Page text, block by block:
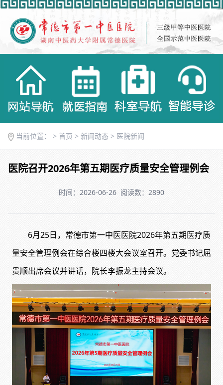
当前位置： > 首页 > 新闻动态 > 医院新闻
医院召开2026年第五期医疗质量安全管理例会
时间：2026-06-26 阅读数：2890
6月25日，常德市第一中医医院2026年第五期医疗质
量安全管理例会在综合楼四楼大会议室召开。党委书记屈
贵顺出席会议并讲话，院长李振龙主持会议。